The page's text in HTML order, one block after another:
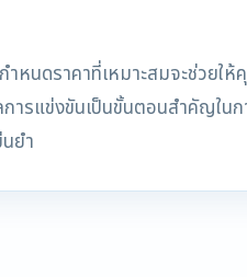
หนดราคาที่เหมาะสมจะช่วยใ
ารแข่งขันเป็นขั้นตอนสำคัญใน
ยำ